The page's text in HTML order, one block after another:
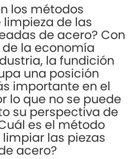
los métodos
de las
de acero? Con
la economía
la fundición
una posición
importante en el
lo que no se puede
su perspectiva de
es el método
las piezas
acero?